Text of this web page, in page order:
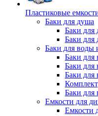
Пластиковые
Баки для душа
Баки
Баки
Баки для воды
Баки для
Баки
Баки
Баки
Емкости для
Емкости